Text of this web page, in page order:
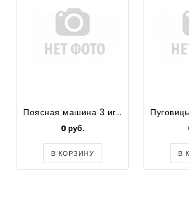
Поясная машина 3 иглы XS-3XL
0 руб.
В КОРЗИНУ В